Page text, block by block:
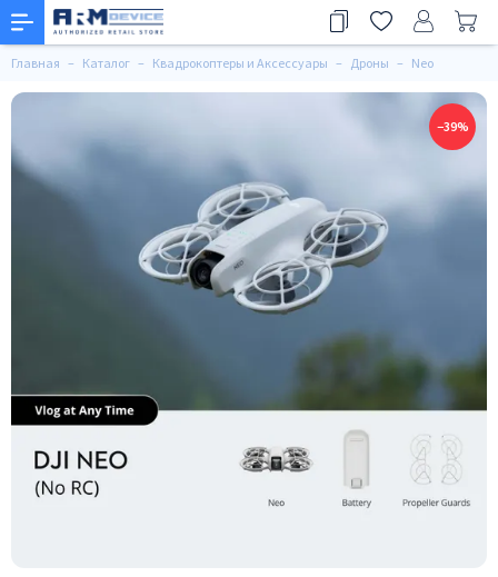
Главная Каталог Квадрокоптеры и Аксессуары Дроны Neo
−39%